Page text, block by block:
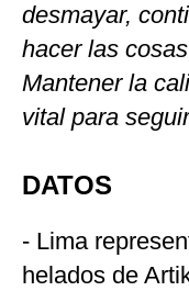
desmayar,
hacer las
Mantener la
vital para
DATOS
- Lima
helados de